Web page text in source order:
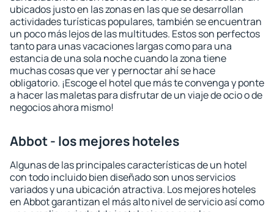
ubicados justo en las zonas en las que se desarrollan
actividades turísticas populares, también se encuentran
un poco más lejos de las multitudes. Estos son perfectos
tanto para unas vacaciones largas como para una
estancia de una sola noche cuando la zona tiene
muchas cosas que ver y pernoctar ahí se hace
obligatorio. ¡Escoge el hotel que más te convenga y ponte
a hacer las maletas para disfrutar de un viaje de ocio o de
negocios ahora mismo!
Abbot - los mejores hoteles
Algunas de las principales características de un hotel
con todo incluido bien diseñado son unos servicios
variados y una ubicación atractiva. Los mejores hoteles
en Abbot garantizan el más alto nivel de servicio así como